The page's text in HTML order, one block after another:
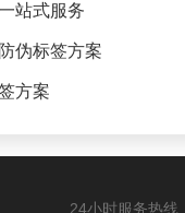
站式服务
伪标签方案
方案
24小时服务热线